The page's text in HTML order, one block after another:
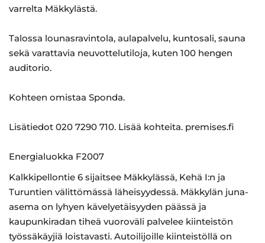
varrelta Mäkkylästä.
Talossa lounasravintola, aulapalvelu, kuntosali, sauna
sekä varattavia neuvottelutiloja, kuten 100 hengen
auditorio.
Kohteen omistaa Sponda.
Lisätiedot 020 7290 710. Lisää kohteita. premises.fi
Energialuokka F2007
Kalkkipellontie 6 sijaitsee Mäkkylässä, Kehä I:n ja
Turuntien välittömässä läheisyydessä. Mäkkylän juna-
asema on lyhyen kävelyetäisyyden päässä ja
kaupunkiradan tiheä vuoroväli palvelee kiinteistön
työssäkäyjiä loistavasti. Autoilijoille kiinteistöllä on